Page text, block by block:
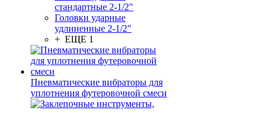
стандартные 2-1/2"
Головки ударные
удлиненные 2-1/2"
+ ЕЩЕ 1
Пневматические вибраторы для
уплотнения футеровочной смеси